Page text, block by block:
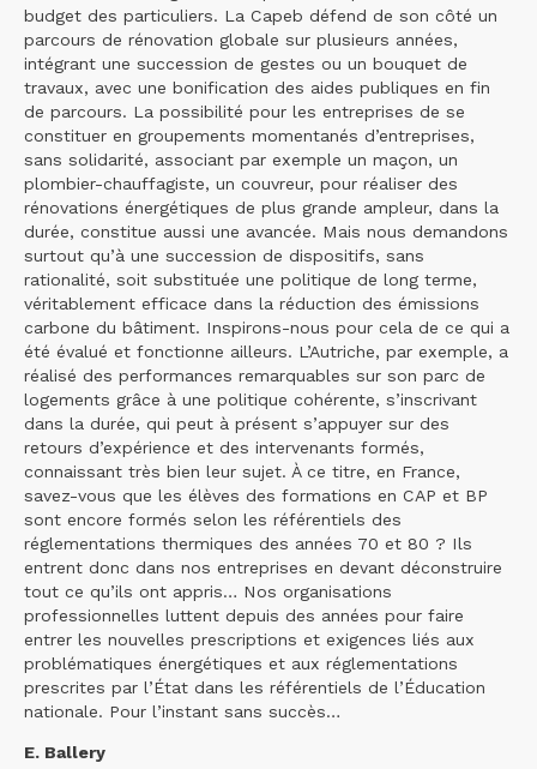
budget des particuliers. La Capeb défend de son côté un
parcours de rénovation globale sur plusieurs années,
intégrant une succession de gestes ou un bouquet de
travaux, avec une bonification des aides publiques en fin
de parcours. La possibilité pour les entreprises de se
constituer en groupements momentanés d’entreprises,
sans solidarité, associant par exemple un maçon, un
plombier-chauffagiste, un couvreur, pour réaliser des
rénovations énergétiques de plus grande ampleur, dans la
durée, constitue aussi une avancée. Mais nous demandons
surtout qu’à une succession de dispositifs, sans
rationalité, soit substituée une politique de long terme,
véritablement efficace dans la réduction des émissions
carbone du bâtiment. Inspirons-nous pour cela de ce qui a
été évalué et fonctionne ailleurs. L’Autriche, par exemple, a
réalisé des performances remarquables sur son parc de
logements grâce à une politique cohérente, s’inscrivant
dans la durée, qui peut à présent s’appuyer sur des
retours d’expérience et des intervenants formés,
connaissant très bien leur sujet. À ce titre, en France,
savez-vous que les élèves des formations en CAP et BP
sont encore formés selon les référentiels des
réglementations thermiques des années 70 et 80 ? Ils
entrent donc dans nos entreprises en devant déconstruire
tout ce qu’ils ont appris… Nos organisations
professionnelles luttent depuis des années pour faire
entrer les nouvelles prescriptions et exigences liés aux
problématiques énergétiques et aux réglementations
prescrites par l’État dans les référentiels de l’Éducation
nationale. Pour l’instant sans succès…
E. Ballery